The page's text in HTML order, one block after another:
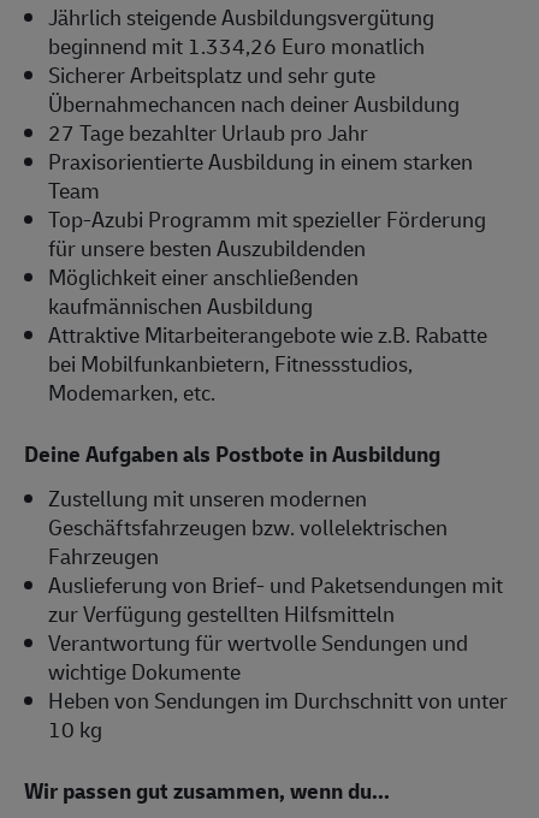
Jährlich steigende Ausbildungsvergütung
beginnend mit 1.334,26 Euro monatlich
Sicherer Arbeitsplatz und sehr gute
Übernahmechancen nach deiner Ausbildung
27 Tage bezahlter Urlaub pro Jahr
Praxisorientierte Ausbildung in einem starken
Team
Top-Azubi Programm mit spezieller Förderung
für unsere besten Auszubildenden
Möglichkeit einer anschließenden
kaufmännischen Ausbildung
Attraktive Mitarbeiterangebote wie z.B. Rabatte
bei Mobilfunkanbietern, Fitnessstudios,
Modemarken, etc.
Deine Aufgaben als Postbote in Ausbildung
Zustellung mit unseren modernen
Geschäftsfahrzeugen bzw. vollelektrischen
Fahrzeugen
Auslieferung von Brief- und Paketsendungen mit
zur Verfügung gestellten Hilfsmitteln
Verantwortung für wertvolle Sendungen und
wichtige Dokumente
Heben von Sendungen im Durchschnitt von unter
10 kg
Wir passen gut zusammen, wenn du...